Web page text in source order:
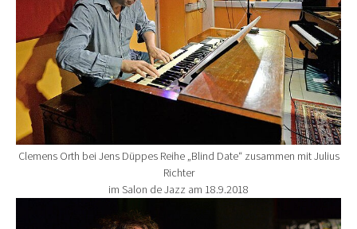
Clemens Orth bei Jens Düppes Reihe „Blind Date“ zusammen mit Julius
Richter
im Salon de Jazz am 18.9.2018
Show larger version for: